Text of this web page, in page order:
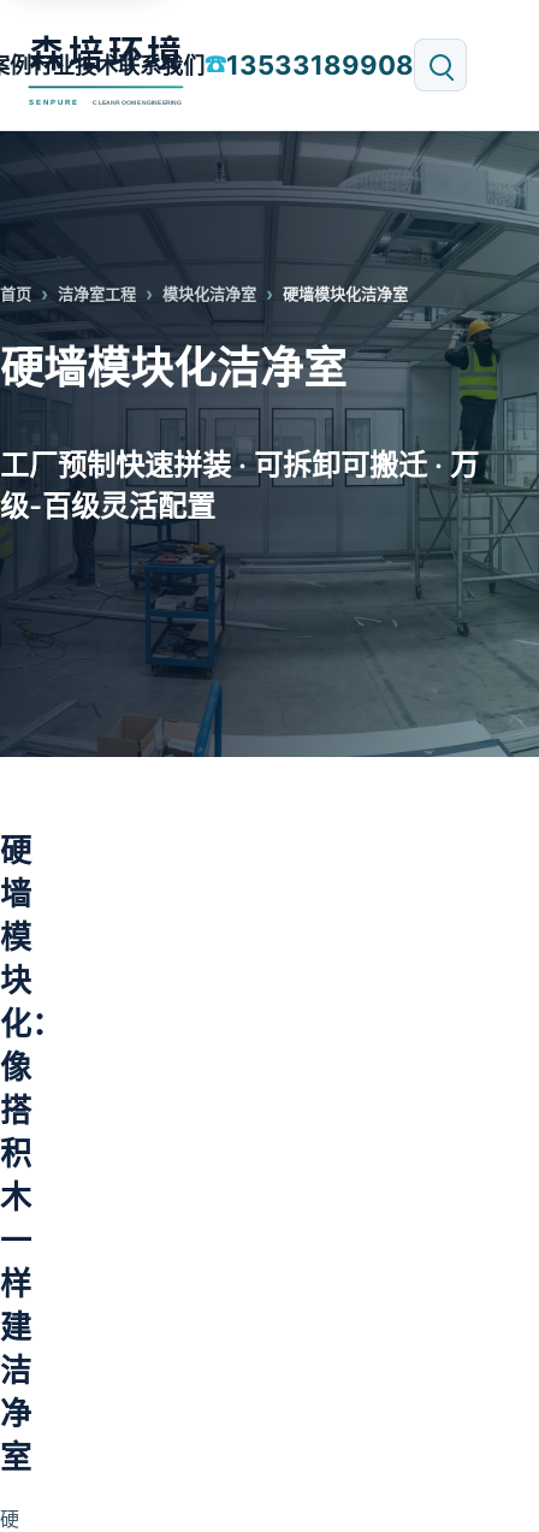
例行业技术联系我们☎13533189908
首页 洁净室工程 模块化洁净室 硬墙模块化洁净室
硬墙模块化洁净室
工厂预制快速拼装 · 可拆卸可搬迁 · 万
级-百级灵活配置
硬
墙
模
块
化：
像
搭
积
木
一
样
建
洁
净
室
硬